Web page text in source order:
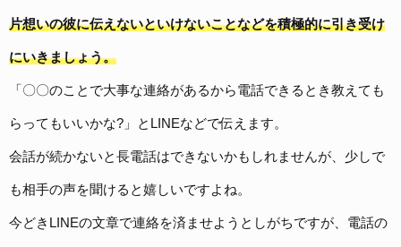
片想いの彼に伝えないといけないことなどを積極的に引き受け
にいきましょう。
「〇〇のことで大事な連絡があるから電話できるとき教えても
らってもいいかな?」とLINEなどで伝えます。
会話が続かないと長電話はできないかもしれませんが、少しで
も相手の声を聞けると嬉しいですよね。
今どきLINEの文章で連絡を済ませようとしがちですが、電話の